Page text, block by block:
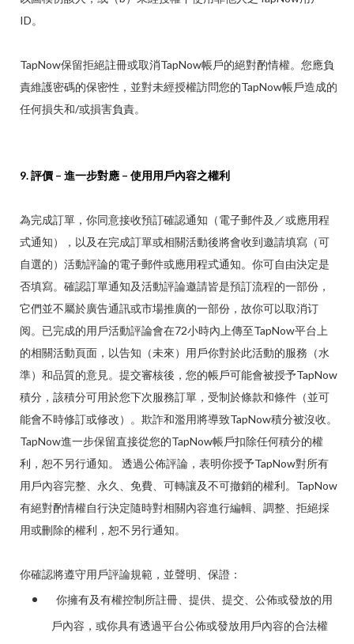
ID。
TapNow保留拒絕註冊或取消TapNow帳戶的絕對酌情權。您應負
責維護密碼的保密性，並對未經授權訪問您的TapNow帳戶造成的
任何損失和/或損害負責。
9. 評價 – 進一步對應 – 使用用戶內容之權利
為完成訂單，你同意接收預訂確認通知（電子郵件及／或應用程
式通知），以及在完成訂單或相關活動後將會收到邀請填寫（可
自選的）活動評論的電子郵件或應用程式通知。你可自由決定是
否填寫。確認訂單通知及活動評論邀請皆是預訂流程的一部份，
它們並不屬於廣告通訊或市場推廣的一部份，故你可以取消订
阅。已完成的用戶活動評論會在72小時內上傳至TapNow平台上
的相關活動頁面，以告知（未來）用戶你對於此活動的服務（水
準）和品質的意見。提交審核後，您的帳戶可能會被授予TapNow
積分，該積分可用於您下次服務訂單，受制於條款和條件（並可
能會不時修訂或修改）。欺詐和濫用將導致TapNow積分被沒收。
TapNow進一步保留直接從您的TapNow帳戶扣除任何積分的權
利，恕不另行通知。 透過公佈評論，表明你授予TapNow對所有
用戶內容完整、永久、免費、可轉讓及不可撤銷的權利。TapNow
有絕對酌情權自行決定隨時對相關內容進行編輯、調整、拒絕採
用或刪除的權利，恕不另行通知。
你確認將遵守用戶評論規範，並聲明、保證：
你擁有及有權控制所註冊、提供、提交、公佈或發放的用
戶內容，或你具有透過平台公佈或發放用戶內容的合法權